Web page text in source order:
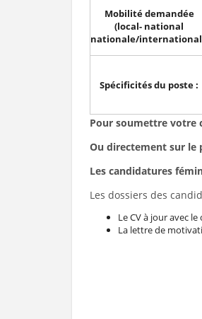
Mobilité demandée
(local- national
nationale/
Spécificités du poste :
Pour soumettre votre
Ou directement sur le
Les candidatures
Les dossiers des
Le CV à jour avec
La lettre de